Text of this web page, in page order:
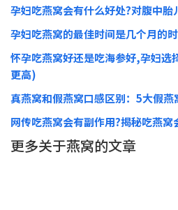
孕妇吃燕窝会有什么好处?对腹中胎
孕妇吃燕窝的最佳时间是几个月的
怀孕吃燕窝好还是吃海参好,孕妇选
更高)
真燕窝和假燕窝口感区别：5大假
网传吃燕窝会有副作用?揭秘吃燕窝
更多关于燕窝的文章